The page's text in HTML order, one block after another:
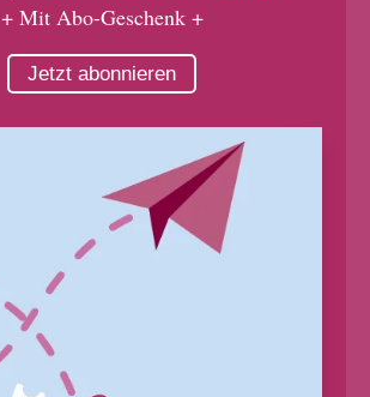
+ Mit Abo-Geschenk +
Jetzt abonnieren